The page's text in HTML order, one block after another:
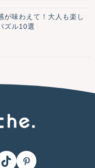
が味わえて！大人も楽し
ズル10選